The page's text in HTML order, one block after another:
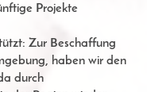
Projekte
Zur Beschaffung
haben wir den
durch